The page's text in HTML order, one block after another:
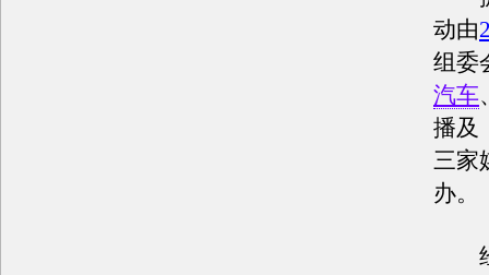
动由
组委
汽车
播及
三家
办。
经